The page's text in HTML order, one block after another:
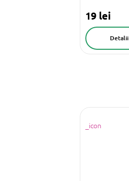
19 lei
Detalii